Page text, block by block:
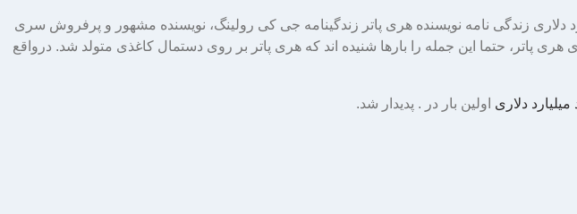
دلاری زندگی نامه نویسنده هری پاتر زندگینامه جی کی رولینگ، نویسنده مشهور و پرفروش سری
پاتر، حتما این جمله را بارها شنیده اند که هری پاتر بر روی دستمال کاغذی متولد شد. درواقع
دلاری اولین بار در . پدیدار شد.